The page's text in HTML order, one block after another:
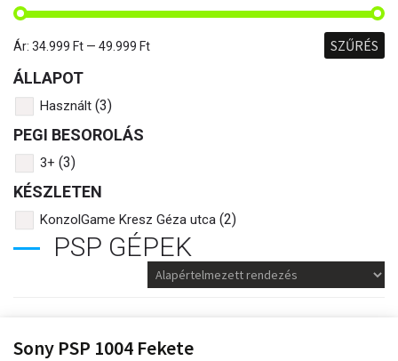
SZŰRÉS
Ár: 34.999 Ft — 49.999 Ft
ÁLLAPOT
Használt (3)
PEGI BESOROLÁS
3+ (3)
KÉSZLETEN
KonzolGame Kresz Géza utca (2)
PSP GÉPEK
Sony PSP 1004 Fekete